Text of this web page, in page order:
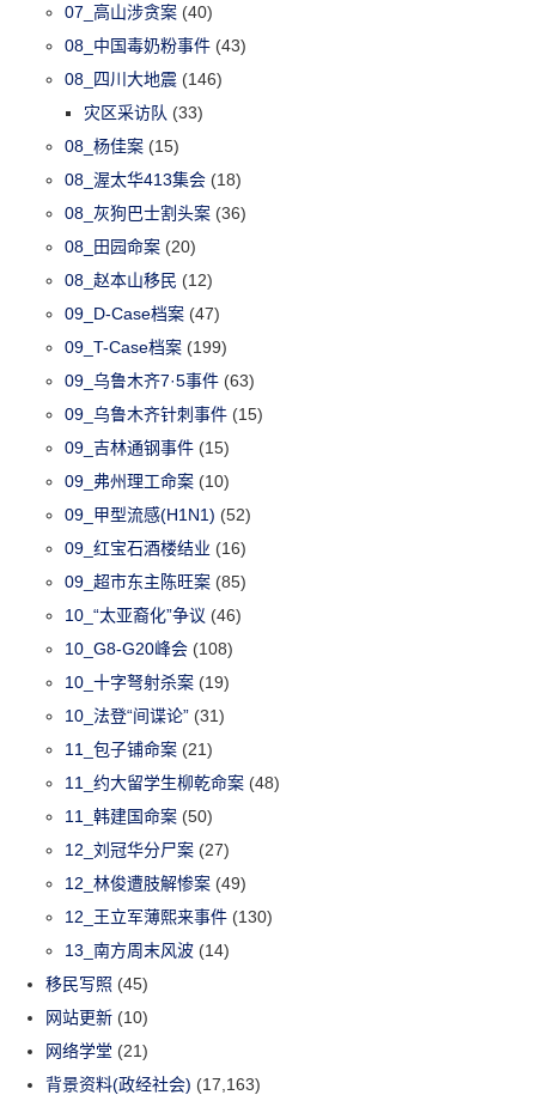
07_高山涉贪案 (40)
08_中国毒奶粉事件 (43)
08_四川大地震 (146)
灾区采访队 (33)
08_杨佳案 (15)
08_渥太华413集会 (18)
08_灰狗巴士割头案 (36)
08_田园命案 (20)
08_赵本山移民 (12)
09_D-Case档案 (47)
09_T-Case档案 (199)
09_乌鲁木齐7·5事件 (63)
09_乌鲁木齐针刺事件 (15)
09_吉林通钢事件 (15)
09_弗州理工命案 (10)
09_甲型流感(H1N1) (52)
09_红宝石酒楼结业 (16)
09_超市东主陈旺案 (85)
10_“太亚裔化”争议 (46)
10_G8-G20峰会 (108)
10_十字弩射杀案 (19)
10_法登“间谍论” (31)
11_包子铺命案 (21)
11_约大留学生柳乾命案 (48)
11_韩建国命案 (50)
12_刘冠华分尸案 (27)
12_林俊遭肢解惨案 (49)
12_王立军薄熙来事件 (130)
13_南方周末风波 (14)
移民写照 (45)
网站更新 (10)
网络学堂 (21)
背景资料(政经社会) (17,163)